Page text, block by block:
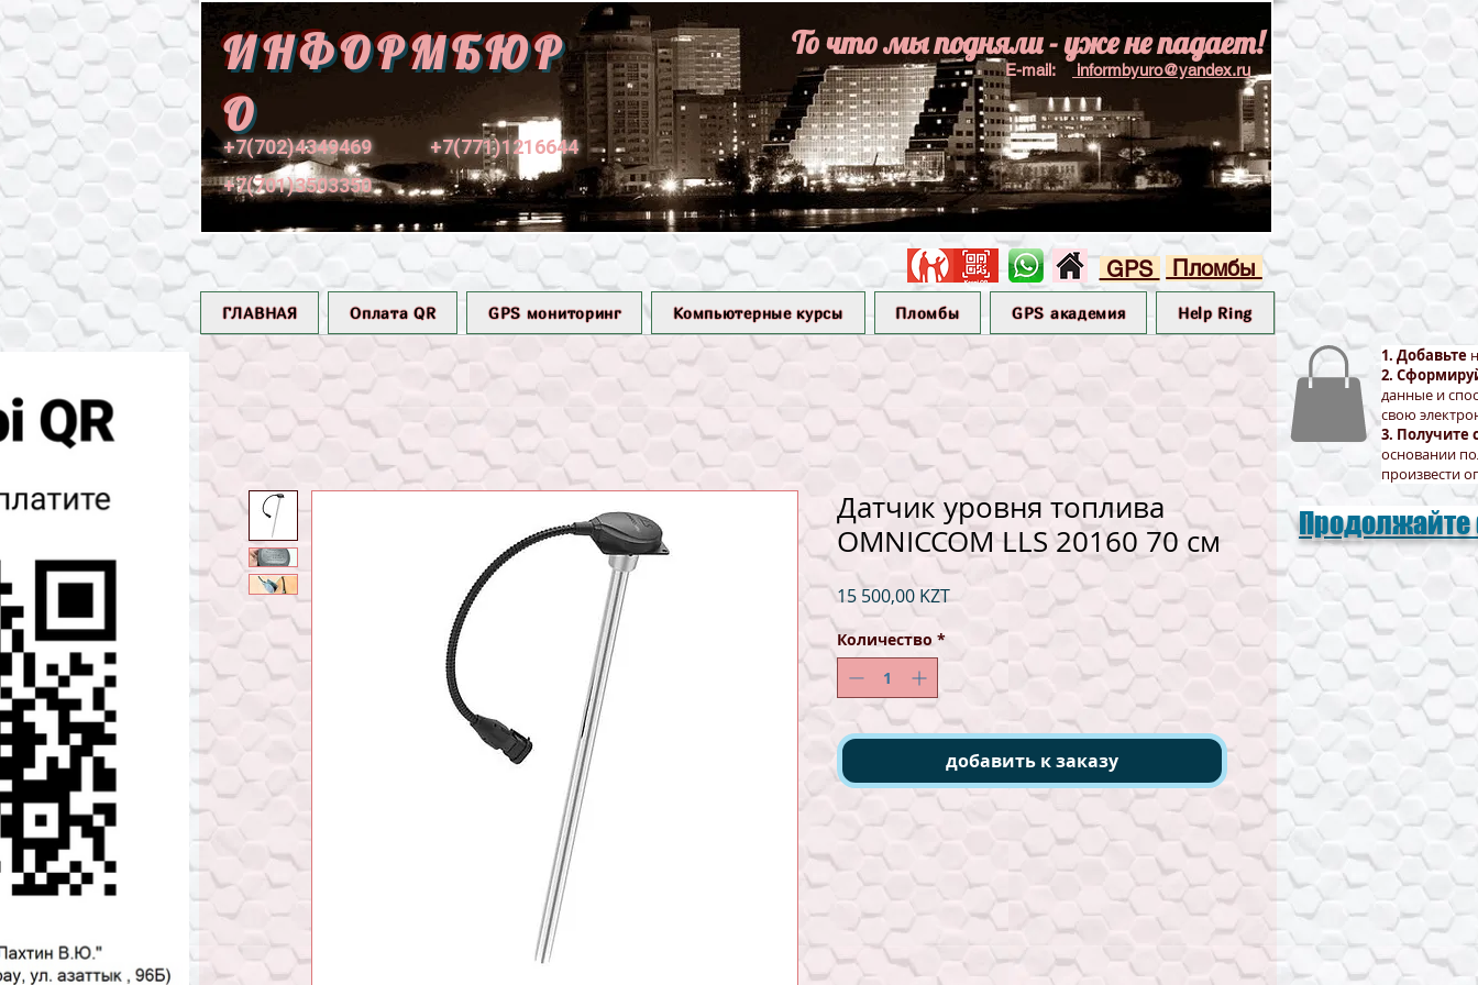
ИНФОРМБЮР
О
+7(701)3503350
E-mail: informbyuro@yandex.ru
То что мы подняли - уже не падает!
+7(702)4349469 +7(771)1216644
GPS Пломбы
ГЛАВНАЯ Оплата QR GPS мониторинг Компьютерные курсы Пломбы GPS академия Help Ring
Датчик уровня топлива
OMNICCOM LLS 20160 70 см
15 500,00 KZTЦена
Количество *
добавить к заказу
1. Добавьте
2.
данные и
свою
3. Получите
основании
произвести